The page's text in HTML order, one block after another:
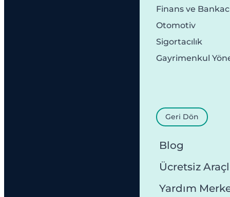
Finans ve
Otomotiv
Sigortacılık
Gayrimenkul
Geri Dön
Blog
Ücretsiz
Yardım